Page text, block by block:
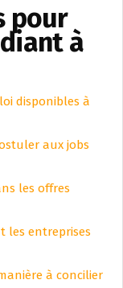
pour
à
disponibles à
aux jobs
les offres
les entreprises
à concilier